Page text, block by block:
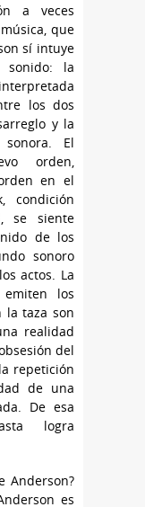
a veces
que
sí intuye
la
los dos
y la
El
orden,
en el
condición
se siente
de los
sonoro
actos. La
los
la taza son
realidad
del
repetición
de una
De esa
logra
Anderson?
es